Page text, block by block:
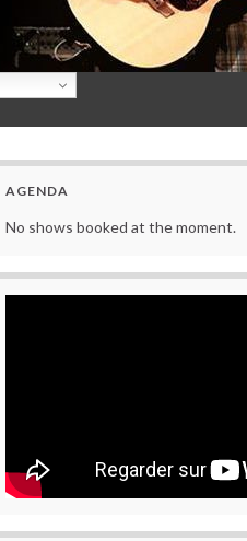
AGENDA
No shows booked at the moment.